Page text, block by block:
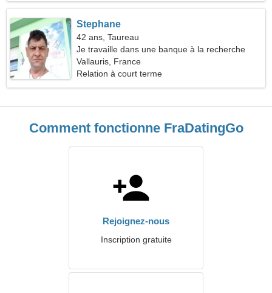
Stephane
42 ans, Taureau
Je travaille dans une banque à la recherche
d'une femme cool
Vallauris, France
Relation à court terme
Comment fonctionne FraDatingGo
Rejoignez-nous
Inscription gratuite